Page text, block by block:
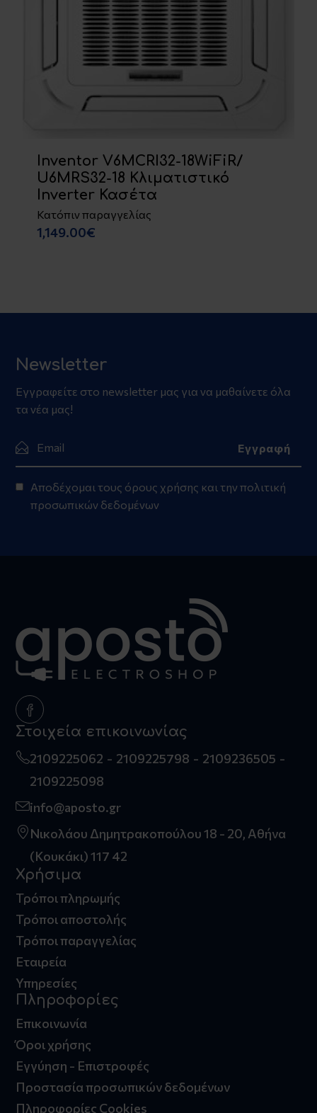
Inventor V6MCRI32-18WiFiR/
U6MRS32-18 Κλιματιστικό
Inverter Κασέτα
Κατόπιν παραγγελίας
1,149.00€
Newsletter
Εγγραφείτε στο newsletter μας για να μαθαίνετε όλα
τα νέα μας!
Αποδέχομαι τους όρους χρήσης και την πολιτική
προσωπικών δεδομένων
Στοιχεία επικοινωνίας
2109225062 2109225798
2109236505
2109225098
info@aposto.gr
Νικολάου Δημητρακοπούλου 18 - 20, Αθήνα
(Κουκάκι) 117 42
Χρήσιμα
Τρόποι πληρωμής
Τρόποι αποστολής
Τρόποι παραγγελίας
Εταιρεία
Υπηρεσίες
Πληροφορίες
Επικοινωνία
Όροι χρήσης
Εγγύηση - Επιστροφές
Προστασία προσωπικών δεδομένων
Πληροφορίες Cookies